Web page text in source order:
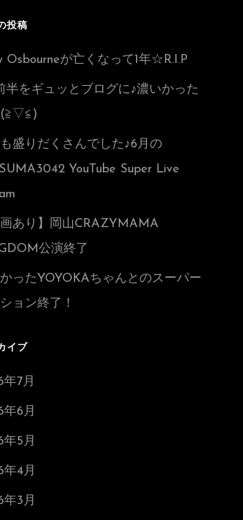
投稿
Osbourneが亡くなって1年☆R.I.P
半をギュッとブログに♪濃いかった
(≧▽≦)
盛りだくさんでした♪6月の
YouTube Super Live
画あり】岡山CRAZYMAMA
公演終了
ったYOYOKAちゃんとのスーパー
ョン終了！
イブ
7月
6月
5月
4月
3月